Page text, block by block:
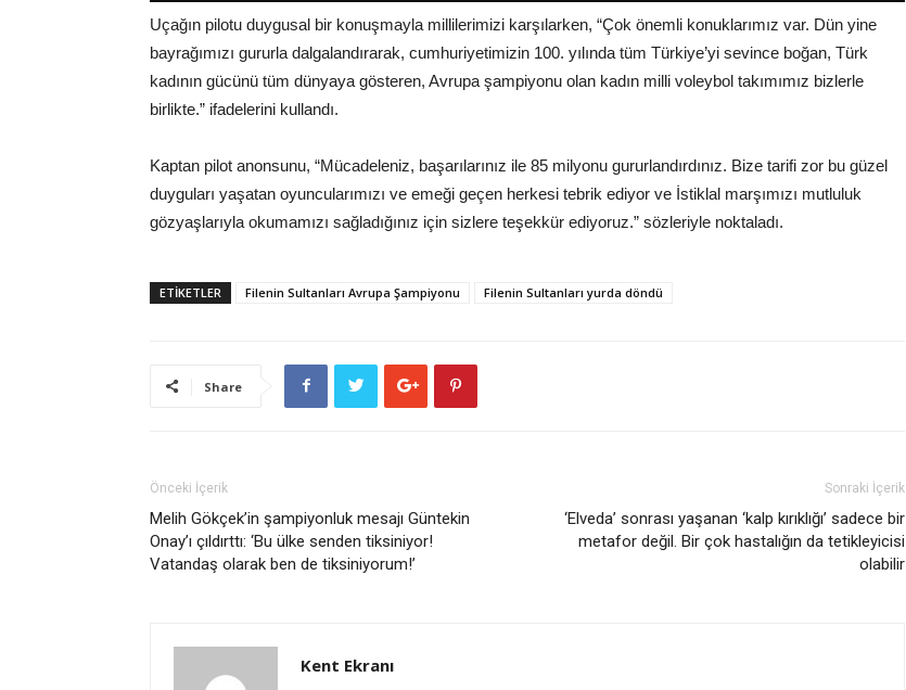
Uçağın pilotu duygusal bir konuşmayla millilerimizi karşılarken, “Çok önemli konuklarımız var. Dün yine
bayrağımızı gururla dalgalandırarak, cumhuriyetimizin 100. yılında tüm Türkiye’yi sevince boğan, Türk
kadının gücünü tüm dünyaya gösteren, Avrupa şampiyonu olan kadın milli voleybol takımımız bizlerle
birlikte.” ifadelerini kullandı.
Kaptan pilot anonsunu, “Mücadeleniz, başarılarınız ile 85 milyonu gururlandırdınız. Bize tarifi zor bu güzel
duyguları yaşatan oyuncularımızı ve emeği geçen herkesi tebrik ediyor ve İstiklal marşımızı mutluluk
gözyaşlarıyla okumamızı sağladığınız için sizlere teşekkür ediyoruz.” sözleriyle noktaladı.
ETİKETLER Filenin Sultanları Avrupa Şampiyonu Filenin Sultanları yurda döndü
Share
Önceki İçerik
Melih Gökçek’in şampiyonluk mesajı Güntekin
Onay’ı çıldırttı: ‘Bu ülke senden tiksiniyor!
Vatandaş olarak ben de tiksiniyorum!’
Sonraki İçerik
‘Elveda’ sonrası yaşanan ‘kalp kırıklığı’ sadece bir
metafor değil. Bir çok hastalığın da tetikleyicisi
olabilir
Kent Ekranı